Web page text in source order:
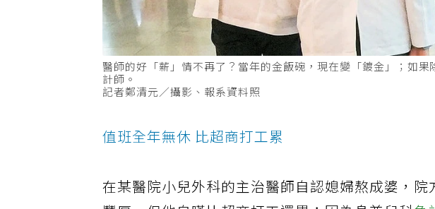
醫師的好「薪」情不再了？當年的金飯碗，現在變「鍍金」；如果
計師。
值班全年無休 比超商打工累
在某醫院小兒外科的主治醫師自認媳婦熬成婆，